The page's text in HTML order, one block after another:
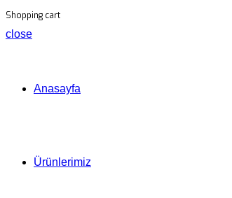
Shopping cart
close
Anasayfa
Ürünlerimiz